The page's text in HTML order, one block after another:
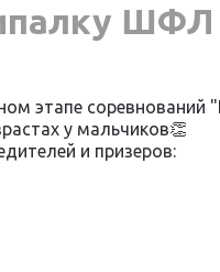
ШФЛ
этапе
у мальчиков👏
и призеров: